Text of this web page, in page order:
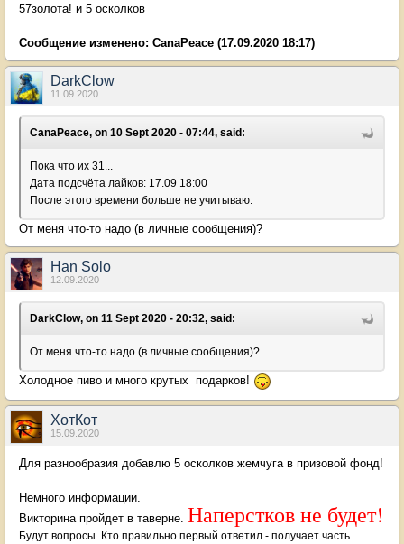
57золота! и 5 осколков
Сообщение изменено: CanaPeace (17.09.2020 18:17)
DarkClow
11.09.2020
CanaPeace, on 10 Sept 2020 - 07:44, said:
Пока что их 31...
Дата подсчёта лайков: 17.09 18:00
После этого времени больше не учитываю.
От меня что-то надо (в личные сообщения)?
Han Solo
12.09.2020
DarkClow, on 11 Sept 2020 - 20:32, said:
От меня что-то надо (в личные сообщения)?
Холодное пиво и много крутых подарков!
ХотКот
15.09.2020
Для разнообразия добавлю 5 осколков жемчуга в призовой фонд!
Немного информации.
Викторина пройдет в таверне. Наперстков не будет!
Будут вопросы. Кто правильно первый ответил - получает часть